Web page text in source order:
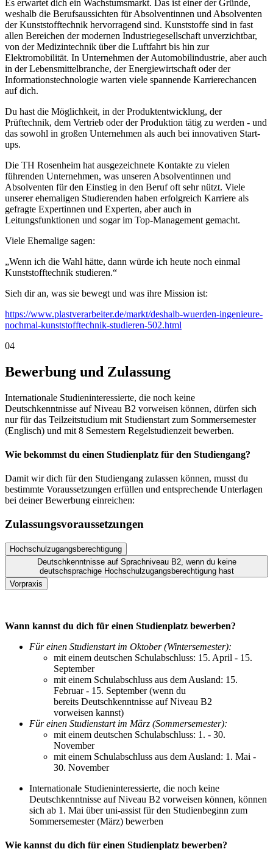
Es erwartet dich ein Wachstumsmarkt. Das ist einer der Gründe,
weshalb die Berufsaussichten für Absolventinnen und Absolventen
der Kunststofftechnik hervorragend sind. Kunststoffe sind in fast
allen Bereichen der modernen Industriegesellschaft unverzichtbar,
von der Medizintechnik über die Luftfahrt bis hin zur
Elektromobilität. In Unternehmen der Automobilindustrie, aber auch
in der Lebensmittelbranche, der Energiewirtschaft oder der
Informationstechnologie warten viele spannende Karrierechancen
auf dich.
Du hast die Möglichkeit, in der Produktentwicklung, der
Prüftechnik, dem Vertrieb oder der Produktion tätig zu werden - und
das sowohl in großen Unternehmen als auch bei innovativen Start-
ups.
Die TH Rosenheim hat ausgezeichnete Kontakte zu vielen
führenden Unternehmen, was unseren Absolventinnen und
Absolventen für den Einstieg in den Beruf oft sehr nützt. Viele
unserer ehemaligen Studierenden haben erfolgreich Karriere als
gefragte Expertinnen und Experten, aber auch in
Leitungsfunktionen und sogar im Top-Management gemacht.
Viele Ehemalige sagen:
„Wenn ich die Wahl hätte, dann würde ich heute noch einmal
Kunststofftechnik studieren.“
Sieh dir an, was sie bewegt und was ihre Mission ist:
https://www.plastverarbeiter.de/markt/deshalb-wuerden-ingenieure-
nochmal-kunststofftechnik-studieren-502.html
04
Bewerbung und Zulassung
Internationale Studieninteressierte, die noch keine
Deutschkenntnisse auf Niveau B2 vorweisen können, dürfen sich
nur für das Teilzeitstudium mit Studienstart zum Sommersemester
(Englisch) und mit 8 Semestern Regelstudienzeit bewerben.
Wie bekommst du einen Studienplatz für den Studiengang?
Damit wir dich für den Studiengang zulassen können, musst du
bestimmte Voraussetzungen erfüllen und entsprechende Unterlagen
bei deiner Bewerbung einreichen:
Zulassungsvoraussetzungen
Hochschulzugangsberechtigung
Deutschkenntnisse auf Sprachniveau B2, wenn du keine
deutschsprachige Hochschulzugangsberechtigung hast
Vorpraxis
Wann kannst du dich für einen Studienplatz bewerben?
Für einen Studienstart im Oktober (Wintersemester):
mit einem deutschen Schulabschluss: 15. April - 15.
September
mit einem Schulabschluss aus dem Ausland: 15.
Februar - 15. September (wenn du
bereits Deutschkenntnisse auf Niveau B2
vorweisen kannst)
Für einen Studienstart im März (Sommersemester):
mit einem deutschen Schulabschluss: 1. - 30.
November
mit einem Schulabschluss aus dem Ausland: 1. Mai -
30. November
Internationale Studieninteressierte, die noch keine
Deutschkenntnisse auf Niveau B2 vorweisen können, können
sich ab 1. Mai über uni-assist für den Studienbeginn zum
Sommersemester (März) bewerben
Wie kannst du dich für einen Studienplatz bewerben?